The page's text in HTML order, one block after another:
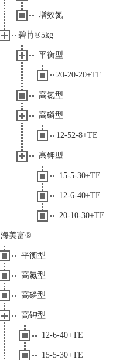
增效氮
碧苒®5kg
平衡型
20-20-20+TE
高氮型
高磷型
12-52-8+TE
高钾型
15-5-30+TE
12-6-40+TE
20-10-30+TE
海美富®
平衡型
高氮型
高磷型
高钾型
12-6-40+TE
15-5-30+TE